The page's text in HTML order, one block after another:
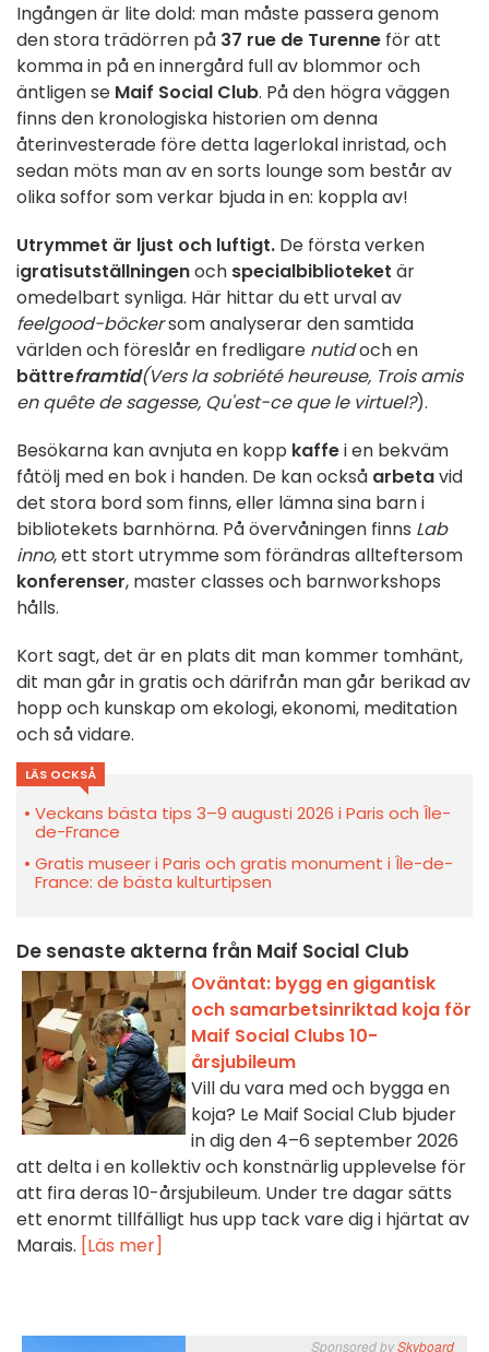
Ingången är lite dold: man måste passera genom
den stora trädörren på 37 rue de Turenne för att
komma in på en innergård full av blommor och
äntligen se Maif Social Club. På den högra väggen
finns den kronologiska historien om denna
återinvesterade före detta lagerlokal inristad, och
sedan möts man av en sorts lounge som består av
olika soffor som verkar bjuda in en: koppla av!
Utrymmet är ljust och luftigt. De första verken
igratisutställningenoch specialbiblioteket är
omedelbart synliga. Här hittar du ett urval av
feelgood-böckersom analyserar den samtida
världen och föreslår en fredligare nutidoch en
bättreframtid(Vers la sobriété heureuse, Trois amis
en quête de sagesse, Qu'est-ce que le virtuel?).
Besökarna kan avnjuta en kopp kaffei en bekväm
fåtölj med en bok i handen. De kan också arbetavid
det stora bord som finns, eller lämna sina barn i
bibliotekets barnhörna. På övervåningen finns Lab
inno, ett stort utrymme som förändras allteftersom
konferenser, master classes och barnworkshops
hålls.
Kort sagt, det är en plats dit man kommer tomhänt,
dit man går in gratis och därifrån man går berikad av
hopp och kunskap om ekologi, ekonomi, meditation
och så vidare.
LÄS OCKSÅ
Veckans bästa tips 3–9 augusti 2026 i Paris och Île-
de-France
Gratis museer i Paris och gratis monument i Île-de-
France: de bästa kulturtipsen
De senaste akterna från Maif Social Club
Oväntat: bygg en gigantisk
och samarbetsinriktad koja för
Maif Social Clubs 10-
årsjubileum
Vill du vara med och bygga en
koja? Le Maif Social Club bjuder
in dig den 4–6 september 2026
att delta i en kollektiv och konstnärlig upplevelse för
att fira deras 10-årsjubileum. Under tre dagar sätts
ett enormt tillfälligt hus upp tack vare dig i hjärtat av
Marais. [Läs mer]